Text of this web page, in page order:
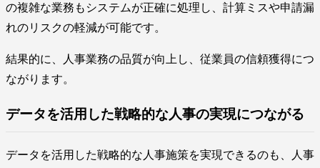
の複雑な業務もシステムが正確に処理し、計算ミスや申請漏
れのリスクの軽減が可能です。
結果的に、人事業務の品質が向上し、従業員の信頼獲得につ
ながります。
データを活用した戦略的な人事の実現につながる
データを活用した戦略的な人事施策を実現できるのも、人事